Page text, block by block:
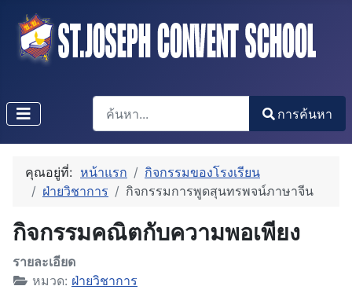
การค้นหา
Type 2 or more characters for results.
การค้นหา
คุณอยู่ที่: หน้าแรก
กิจกรรมของโรงเรียน
ฝ่ายวิชาการ
กิจกรรมการพูดสุนทรพจน์ภาษาจีน
กิจกรรมคณิตกับความพอเพียง
รายละเอียด
หมวด: ฝ่ายวิชาการ